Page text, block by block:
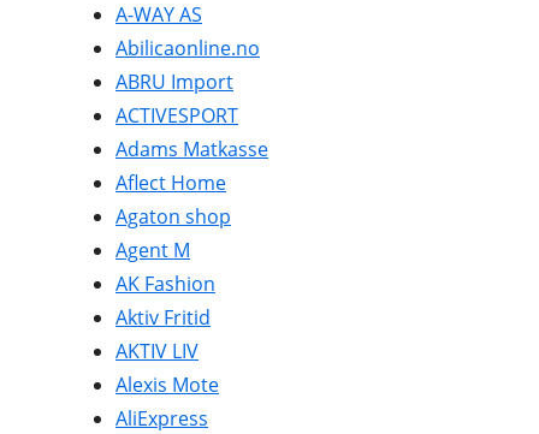
A-WAY AS
Abilicaonline.no
ABRU Import
ACTIVESPORT
Adams Matkasse
Aflect Home
Agaton shop
Agent M
AK Fashion
Aktiv Fritid
AKTIV LIV
Alexis Mote
AliExpress